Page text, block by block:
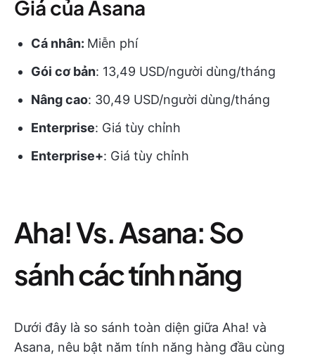
Giá của Asana
Cá nhân: Miễn phí
Gói cơ bản: 13,49 USD/người dùng/tháng
Nâng cao: 30,49 USD/người dùng/tháng
Enterprise: Giá tùy chỉnh
Enterprise+: Giá tùy chỉnh
Aha! Vs. Asana: So
sánh các tính năng
Dưới đây là so sánh toàn diện giữa Aha! và
Asana, nêu bật năm tính năng hàng đầu cùng